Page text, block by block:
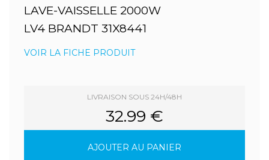
LAVE-VAISSELLE 2000W
LV4 BRANDT 31X8441
VOIR LA FICHE PRODUIT
LIVRAISON SOUS 24H/48H
32.99 €
AJOUTER AU PANIER